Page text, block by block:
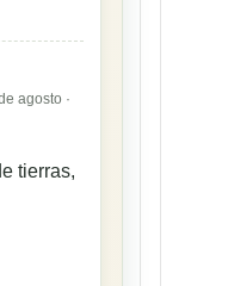
agosto ·
tierras,